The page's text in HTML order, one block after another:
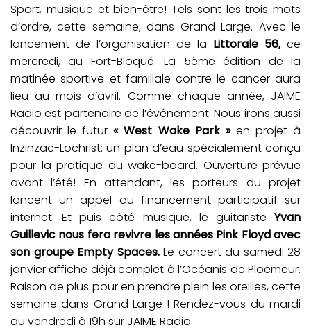
Sport, musique et bien-être! Tels sont les trois mots
d’ordre, cette semaine, dans Grand Large. Avec le
lancement de l’organisation de la Littorale 56,ce
mercredi, au Fort-Bloqué. La 5ème édition de la
matinée sportive et familiale contre le cancer aura
lieu au mois d’avril. Comme chaque année, JAIME
Radio est partenaire de l’événement. Nous irons aussi
découvrir le futur« West Wake Park »en projet à
Inzinzac-Lochrist: un plan d’eau spécialement conçu
pour la pratique du wake-board. Ouverture prévue
avant l’été! En attendant, les porteurs du projet
lancent un appel au financement participatif sur
internet. Et puis côté musique, le guitariste Yvan
Guillevic nous fera revivre les années Pink Floyd avec
son groupe Empty Spaces.Le concert du samedi 28
janvier affiche déjà complet à l’Océanis de Ploemeur.
Raison de plus pour en prendre plein les oreilles, cette
semaine dans Grand Large ! Rendez-vous du mardi
au vendredi à 19h sur JAIME Radio.